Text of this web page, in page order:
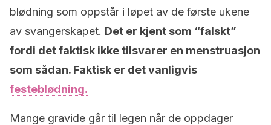
blødning som oppstår i løpet av de første ukene
av svangerskapet. Det er kjent som “falskt”
fordi det faktisk ikke tilsvarer en menstruasjon
som sådan. Faktisk er det vanligvis
festeblødning.
Mange gravide går til legen når de oppdager